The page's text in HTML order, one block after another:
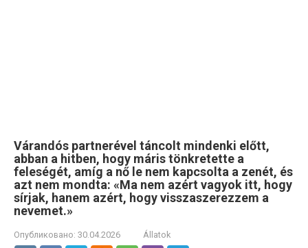
Várandós partnerével táncolt mindenki előtt,
abban a hitben, hogy máris tönkretette a
feleségét, amíg a nő le nem kapcsolta a zenét, és
azt nem mondta: «Ma nem azért vagyok itt, hogy
sírjak, hanem azért, hogy visszaszerezzem a
nevemet.»
Опубликовано: 30.04.2026 Állatok